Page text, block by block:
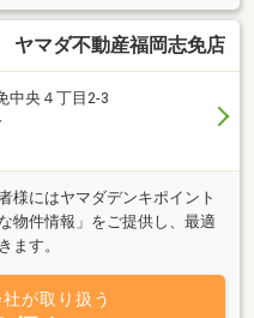
マダ不動産福岡志免店
中央４丁目2-3
にはヤマダデンキポイント
物件情報」をご提供し、最適
ます。
が取り扱う